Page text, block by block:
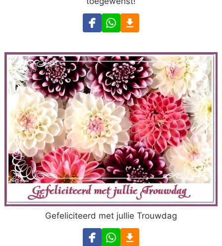
Gefeliciteerd met jullie Trouwdag